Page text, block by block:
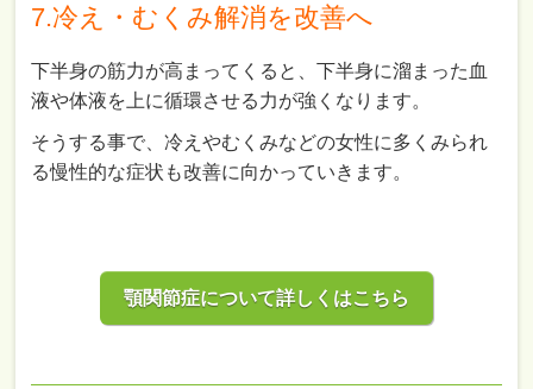
7.冷え・むくみ解消を改善へ
下半身の筋力が高まってくると、下半身に溜まった血
液や体液を上に循環させる力が強くなります。
そうする事で、冷えやむくみなどの女性に多くみられ
る慢性的な症状も改善に向かっていきます。
顎関節症について詳しくはこちら